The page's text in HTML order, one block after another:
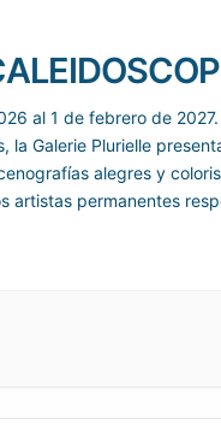
al 1 de febrero de
la Galerie Plurielle
alegres y
artistas permanentes